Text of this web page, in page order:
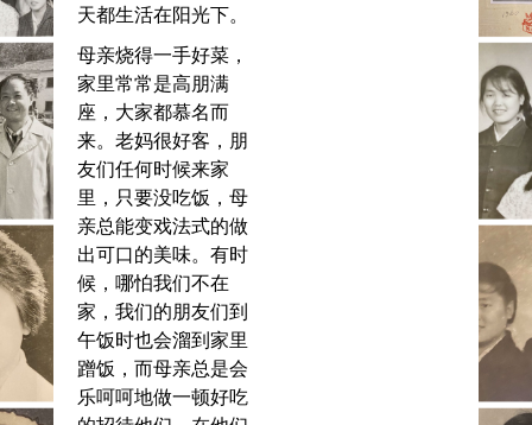
天都生活在阳光下。
母亲烧得一手好菜，
家里常常是高朋满
座，大家都慕名而
来。老妈很好客，朋
友们任何时候来家
里，只要没吃饭，母
亲总能变戏法式的做
出可口的美味。有时
候，哪怕我们不在
家，我们的朋友们到
午饭时也会溜到家里
蹭饭，而母亲总是会
乐呵呵地做一顿好吃